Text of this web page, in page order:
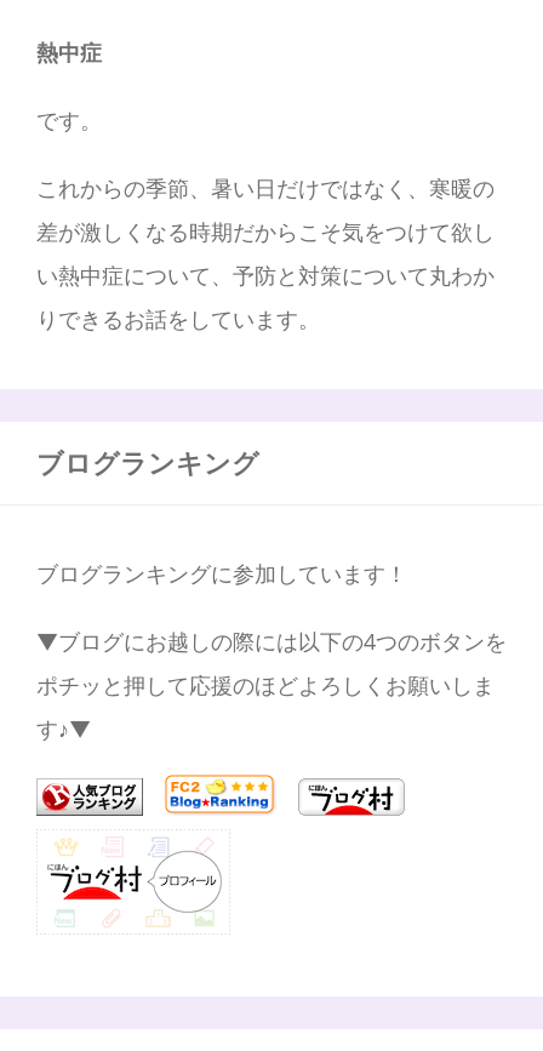
熱中症
です。
これからの季節、暑い日だけではなく、寒暖の
差が激しくなる時期だからこそ気をつけて欲し
い熱中症について、予防と対策について丸わか
りできるお話をしています。
ブログランキング
ブログランキングに参加しています！
▼ブログにお越しの際には以下の4つのボタンを
ポチッと押して応援のほどよろしくお願いしま
す♪▼